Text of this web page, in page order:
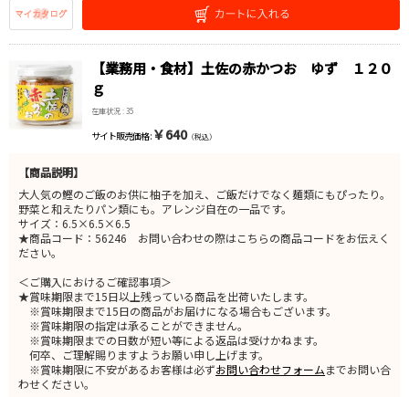
【業務用・食材】土佐の赤かつお ゆず １２０
ｇ
在庫状況 : 35
サイト販売価格 : ￥640（税込）
【商品説明】
大人気の鰹のご飯のお供に柚子を加え、ご飯だけでなく麺類にもぴったり。
野菜と和えたりパン類にも。アレンジ自在の一品です。
サイズ：6.5×6.5×6.5
★商品コード：56246 お問い合わせの際はこちらの商品コードをお伝えく
ださい。
＜ご購入におけるご確認事項＞
★賞味期限まで15日以上残っている商品を出荷いたします。
※賞味期限まで15日の商品がお届けになる場合もございます。
※賞味期限の指定は承ることができません。
※賞味期限までの日数が短い等による返品は受けかねます。
何卒、ご理解賜りますようお願い申し上げます。
※賞味期限に不安があるお客様は必ずお問い合わせフォームまでお問い合
わせください。